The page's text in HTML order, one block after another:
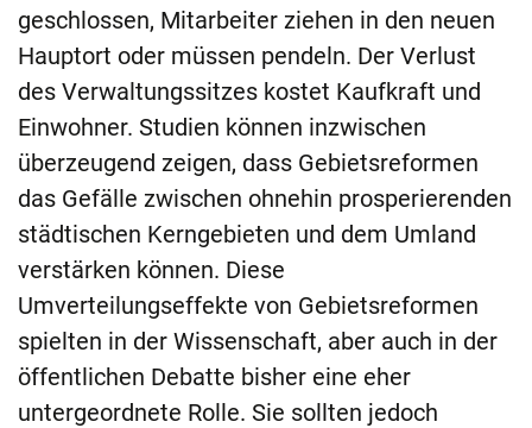
geschlossen, Mitarbeiter ziehen in den neuen
Hauptort oder müssen pendeln. Der Verlust
des Verwaltungssitzes kostet Kaufkraft und
Einwohner. Studien können inzwischen
überzeugend zeigen, dass Gebietsreformen
das Gefälle zwischen ohnehin prosperierenden
städtischen Kerngebieten und dem Umland
verstärken können. Diese
Umverteilungseffekte von Gebietsreformen
spielten in der Wissenschaft, aber auch in der
öffentlichen Debatte bisher eine eher
untergeordnete Rolle. Sie sollten jedoch